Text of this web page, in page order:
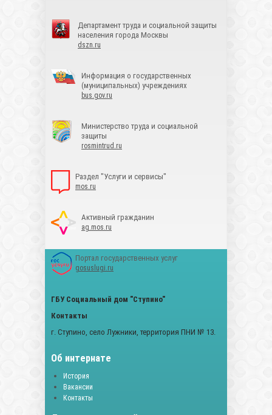
Департамент труда и социальной защиты
населения города Москвы
dszn.ru
Информация о государственных
(муниципальных) учреждениях
bus.gov.ru
Министерство труда и социальной
защиты
rosmintrud.ru
Раздел "Услуги и сервисы"
mos.ru
Активный гражданин
ag.mos.ru
Портал государственных услуг
gosuslugi.ru
ГБУ Социальный дом "Ступино"
Контакты
г. Ступино, село Лужники, территория ПНИ № 13.
Об интернате
История
Вакансии
Контакты